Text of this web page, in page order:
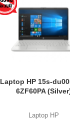
Laptop HP 15s-
6ZF60PA
Laptop HP